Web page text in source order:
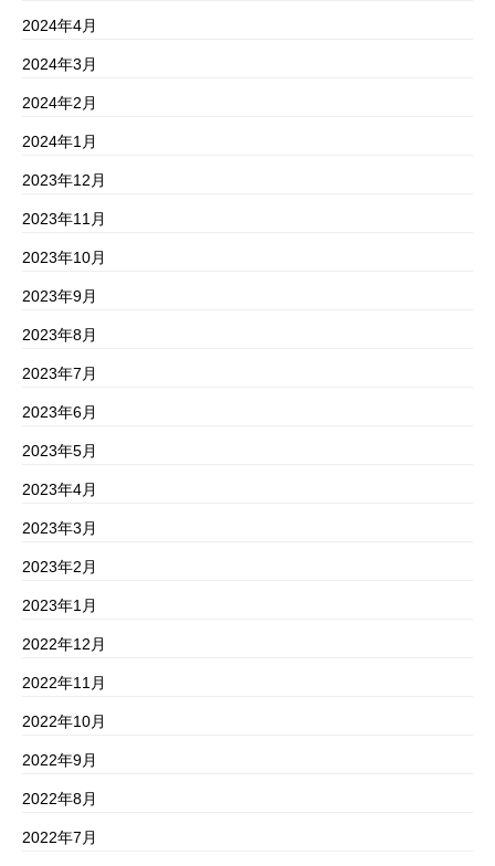
2024年4月
2024年3月
2024年2月
2024年1月
2023年12月
2023年11月
2023年10月
2023年9月
2023年8月
2023年7月
2023年6月
2023年5月
2023年4月
2023年3月
2023年2月
2023年1月
2022年12月
2022年11月
2022年10月
2022年9月
2022年8月
2022年7月